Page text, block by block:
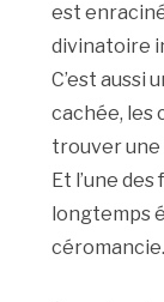
est
divinatoire
C’est aussi
cachée, les
trouver une
Et l’une
longtemps
céromancie.